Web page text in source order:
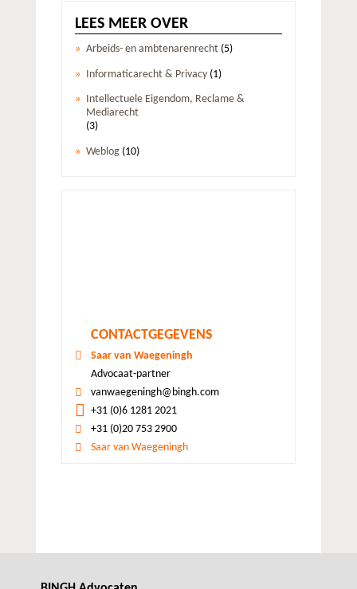
LEES MEER OVER
Arbeids- en ambtenarenrecht (5)
Informaticarecht & Privacy (1)
Intellectuele Eigendom, Reclame &
Mediarecht
(3)
Weblog (10)
CONTACTGEGEVENS
Saar van Waegeningh
Advocaat-partner
vanwaegeningh@bingh.com
+31 (0)6 1281 2021
+31 (0)20 753 2900
Saar van Waegeningh